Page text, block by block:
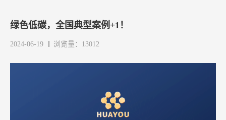
绿色低碳，全国典型案例+1！
2024-06-19 浏览量：13012